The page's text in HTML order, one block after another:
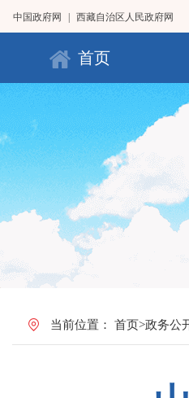
中国政府网 西藏自治区人民政府网
首页
当前位置： 首页>政务公